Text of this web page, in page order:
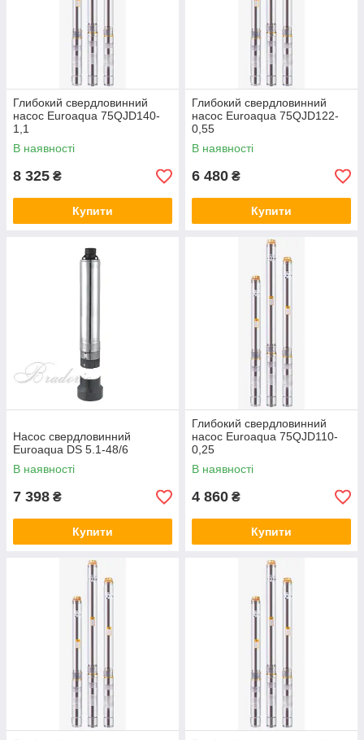
Глибокий свердловинний
насос Euroaqua 75QJD140-
1,1
В наявності
8 325 ₴
Купити
Глибокий свердловинний
насос Euroaqua 75QJD122-
0,55
В наявності
6 480 ₴
Купити
Насос свердловинний
Euroaqua DS 5.1-48/6
В наявності
7 398 ₴
Купити
Глибокий свердловинний
насос Euroaqua 75QJD110-
0,25
В наявності
4 860 ₴
Купити